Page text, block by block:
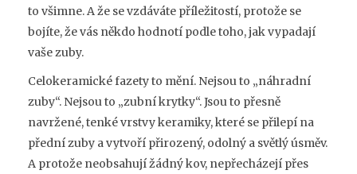
to všimne. A že se vzdáváte příležitostí, protože se
bojíte, že vás někdo hodnotí podle toho, jak vypadají
vaše zuby.
Celokeramické fazety to mění. Nejsou to „náhradní
zuby“. Nejsou to „zubní krytky“. Jsou to přesně
navržené, tenké vrstvy keramiky, které se přilepí na
přední zuby a vytvoří přirozený, odolný a světlý úsměv.
A protože neobsahují žádný kov, nepřecházejí přes